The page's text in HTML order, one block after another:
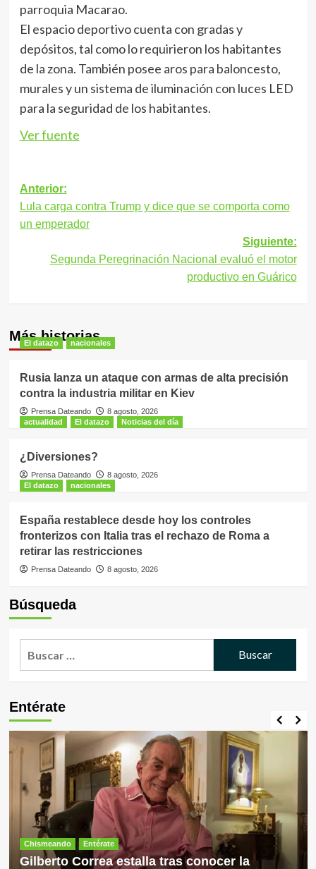
parroquia Macarao.
El espacio deportivo cuenta con gradas y
depósitos, tal como lo requirieron los habitantes
de la zona. También posee aros para baloncesto,
murales y un sistema de iluminación con luces LED
para la seguridad de los habitantes.
Ver fuente
Navegación
de
entradas
Anterior:
Lula carga contra Trump y dice que se comporta como
un emperador
Siguiente:
Segunda Peregrinación Nacional evaluó el motor
productivo en Guárico
Más historias
El datazo nacionales
Rusia lanza un ataque con armas de alta precisión
contra la industria militar en Kiev
Prensa Dateando
8 agosto, 2026
actualidad
El datazo Noticias del día
¿Diversiones?
Prensa Dateando
8 agosto, 2026
El datazo
nacionales
España restablece desde hoy los controles
fronterizos con Italia tras el rechazo de Roma a
retirar las restricciones
Prensa Dateando 8 agosto, 2026
Búsqueda
Entérate
Chismeando Entérate
Gilberto Correa estalla tras conocer la